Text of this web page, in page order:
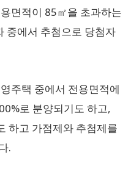
면적이 85㎡을 초과하는
중에서 추첨으로 당첨자
주택 중에서 전용면적에
로 분양되기도 하고,
하고 가점제와 추첨제를
.